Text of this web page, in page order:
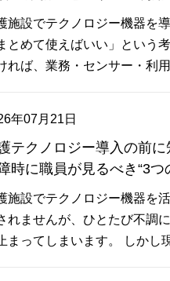
施設でテクノロジー機器を
とめて使えばいい」という
れば、業務・センサー・利
年07月21日
テクノロジー導入の前
時に職員が見るべき“3つ
施設でテクノロジー機器を
れませんが、ひとたび不調
まってしまいます。 しかし